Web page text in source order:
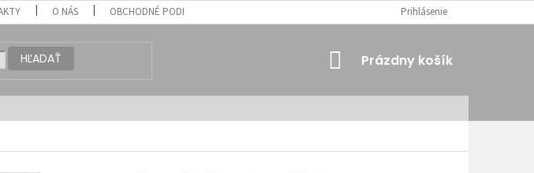
O NÁS OBCHODNÉ PODMIENKY Prihlásenie
HĽADAŤ
NÁKUPNÝ
Prázdny košík